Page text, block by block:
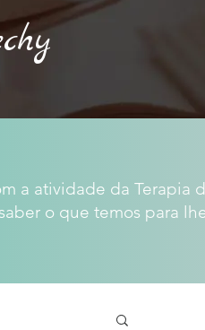
a atividade da Terapia
o que temos para